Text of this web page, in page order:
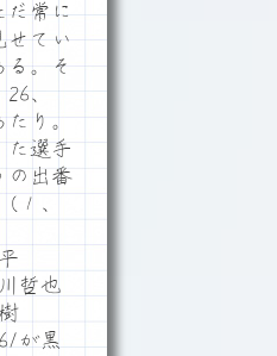
だ常に
せてい
る。そ
26、
り。
た選手
の出番
１、
哲也
が黒